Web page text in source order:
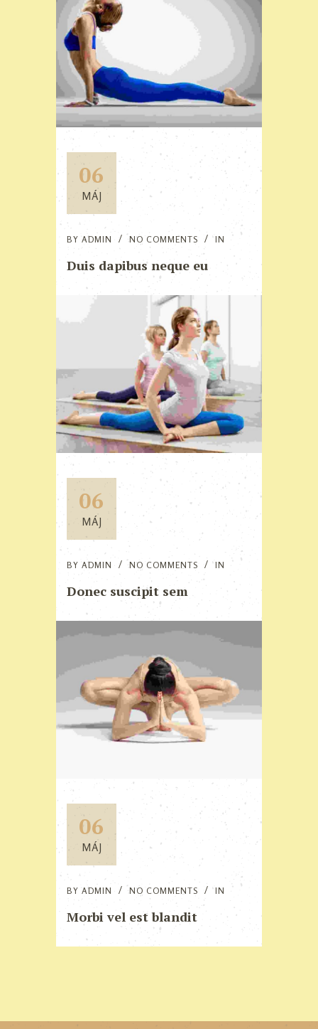
06
MÁJ
BY ADMIN NO COMMENTS IN
Duis dapibus neque eu
06
MÁJ
BY ADMIN NO COMMENTS IN
Donec suscipit sem
06
MÁJ
BY ADMIN NO COMMENTS IN
Morbi vel est blandit